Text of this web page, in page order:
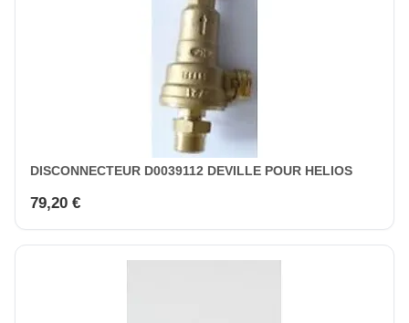
DISCONNECTEUR D0039112 DEVILLE POUR HELIOS
79,20 €